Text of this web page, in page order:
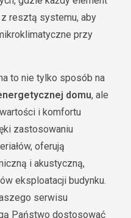
resztą systemu, aby
przy
to nie tylko sposób na
domu, ale
i komfortu
zastosowaniu
oferują
i akustyczną,
eksploatacji budynku.
serwisu
Państwo dostosować